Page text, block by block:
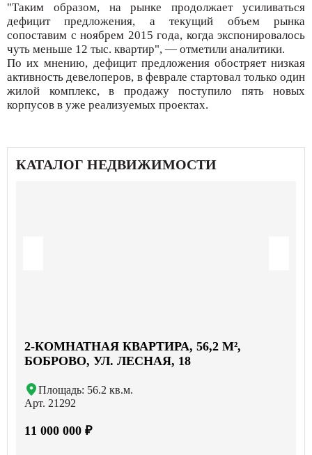
"Таким образом, на рынке продолжает усиливаться
дефицит предложения, а текущий объем рынка
сопоставим с ноябрем 2015 года, когда экспонировалось
чуть меньше 12 тыс. квартир", — отметили аналитики.
По их мнению, дефицит предложения обостряет низкая
активность девелоперов, в феврале стартовал только один
жилой комплекс, в продажу поступило пять новых
корпусов в уже реализуемых проектах.
КАТАЛОГ НЕДВИЖИМОСТИ
2-КОМНАТНАЯ КВАРТИРА, 56,2 М²,
БОБРОВО, УЛ. ЛЕСНАЯ, 18
Площадь: 56.2 кв.м.
Арт. 21292
11 000 000 ₽